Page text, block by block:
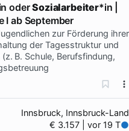
oderSozialarbeiter*in |
I ab September
zur Förderung ihrer
der Tagesstruktur und
B. Schule, Berufsfindung,
Innsbruck, Innsbruck-Land
€ 3.157 | vor 19 T